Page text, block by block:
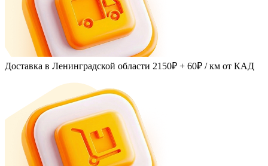
Доставка в Ленинградской области 2150₽ + 60₽ / км от КАД